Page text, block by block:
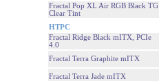
Fractal Pop XL Air RGB Black TG
Clear Tint
HTPC
Fractal Ridge Black mITX, PCIe
4.0
Fractal Terra Graphite mITX
Fractal Terra Jade mITX